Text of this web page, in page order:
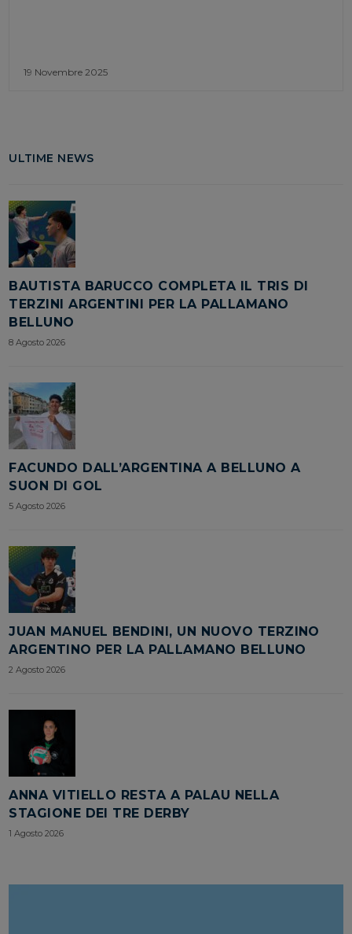
19 Novembre 2025
ULTIME NEWS
BAUTISTA BARUCCO COMPLETA IL TRIS DI
TERZINI ARGENTINI PER LA PALLAMANO
BELLUNO
8 Agosto 2026
FACUNDO DALL’ARGENTINA A BELLUNO A
SUON DI GOL
5 Agosto 2026
JUAN MANUEL BENDINI, UN NUOVO TERZINO
ARGENTINO PER LA PALLAMANO BELLUNO
2 Agosto 2026
ANNA VITIELLO RESTA A PALAU NELLA
STAGIONE DEI TRE DERBY
1 Agosto 2026